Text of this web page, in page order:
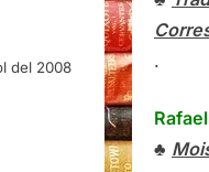
del 2008
.
♣